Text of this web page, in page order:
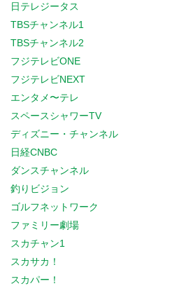
日テレジータス
TBSチャンネル1
TBSチャンネル2
フジテレビONE
フジテレビNEXT
エンタメ〜テレ
スペースシャワーTV
ディズニー・チャンネル
日経CNBC
ダンスチャンネル
釣りビジョン
ゴルフネットワーク
ファミリー劇場
スカチャン1
スカサカ！
スカパー！